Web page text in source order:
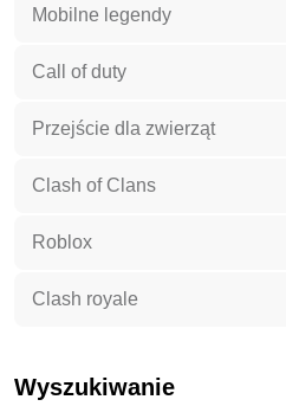
Mobilne legendy
Call of duty
Przejście dla zwierząt
Clash of Clans
Roblox
Clash royale
Wyszukiwanie